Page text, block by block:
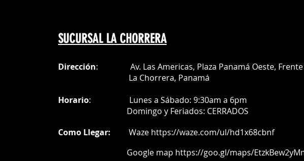
SUCURSAL LA CHORRERA
Dirección: Av. Las Americas, Plaza Panamá Oeste, Frente
La Chorrera, Panamá
Horario: Lunes a Sábado: 9:30am a 6pm
Domingo y Feriados: CERRADOS
Como Llegar: Waze https://waze.com/ul/hd1x68cbnf
Google map https://goo.gl/maps/